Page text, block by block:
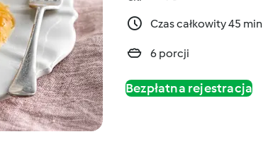
Czas całkowity 45 min
6 porcji
Bezpłatna rejestracja